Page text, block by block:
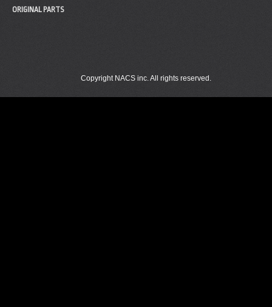
ORIGINAL PARTS
Copyright NACS inc. All rights reserved.